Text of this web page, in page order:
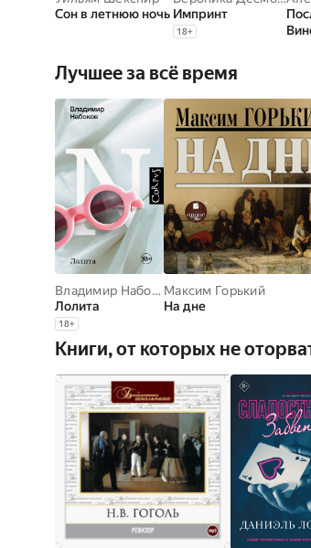
Сон в летнюю ночь Импринт
18+
Лучшее за всё время
Владимир Набоков
Лолита
18+
Максим Горький
На дне
Книги, от которых не